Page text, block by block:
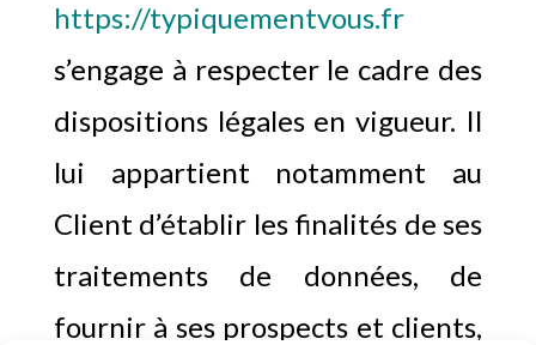
https://typiquementvous.fr
s’engage à respecter le cadre des
dispositions légales en vigueur. Il
lui appartient notamment au
Client d’établir les finalités de ses
traitements de données, de
fournir à ses prospects et clients,